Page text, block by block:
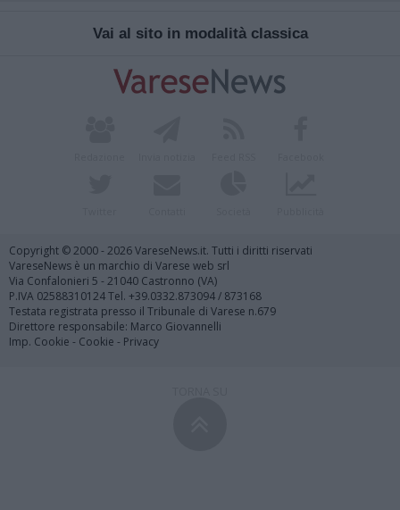
Vai al sito in modalità classica
Copyright © 2000 - 2026 VareseNews.it. Tutti i diritti riservati
VareseNews è un marchio di Varese web srl
Via Confalonieri 5 - 21040 Castronno (VA)
P.IVA 02588310124 Tel. +39.0332.873094 / 873168
Testata registrata presso il Tribunale di Varese n.679
Direttore responsabile: Marco Giovannelli
Imp. Cookie - Cookie - Privacy